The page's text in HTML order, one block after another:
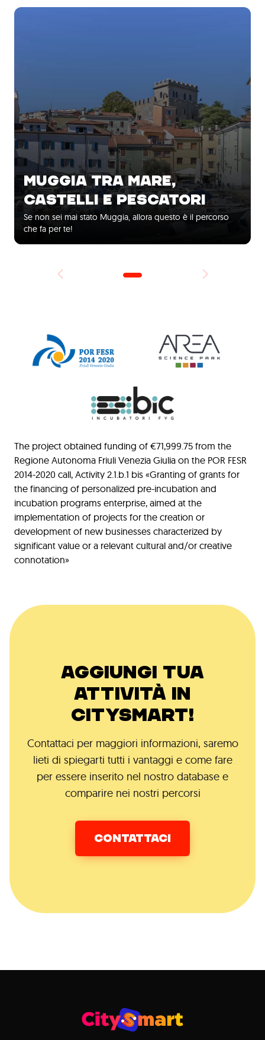
MUGGIA TRA MARE,
CASTELLI E PESCATORI
Se non sei mai stato Muggia, allora questo è il percorso
che fa per te!
The project obtained funding of €71,999.75 from the
Regione Autonoma Friuli Venezia Giulia on the POR FESR
2014-2020 call, Activity 2.1.b.1 bis «Granting of grants for
the financing of personalized pre-incubation and
incubation programs enterprise, aimed at the
implementation of projects for the creation or
development of new businesses characterized by
significant value or a relevant cultural and/or creative
connotation»
AGGIUNGI TUA
ATTIVITÀ IN
CITYSMART!
Contattaci per maggiori informazioni, saremo
lieti di spiegarti tutti i vantaggi e come fare
per essere inserito nel nostro database e
comparire nei nostri percorsi
CONTATTACI